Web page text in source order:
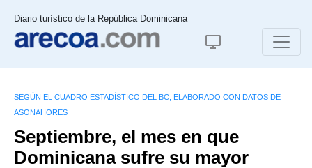
Diario turístico de la República Dominicana
SEGÚN EL CUADRO ESTADÍSTICO DEL BC, ELABORADO CON DATOS DE
ASONAHORES
Septiembre, el mes en que
Dominicana sufre su mayor